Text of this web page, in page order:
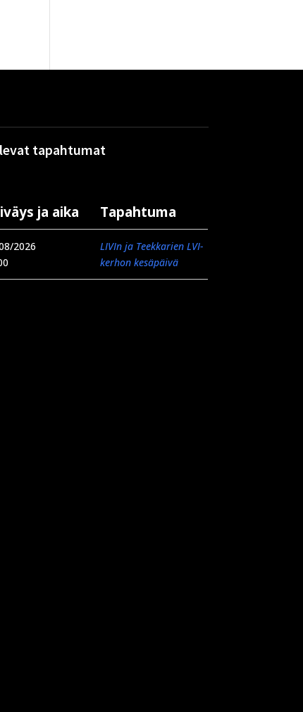
tapahtumat
ja aika Tapahtuma
2026
LIVIn ja Teekkarien LVI-
kerhon kesäpäivä